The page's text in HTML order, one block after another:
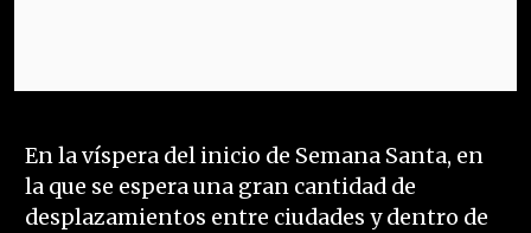
En la víspera del inicio de Semana Santa, en
la que se espera una gran cantidad de
desplazamientos entre ciudades y dentro de